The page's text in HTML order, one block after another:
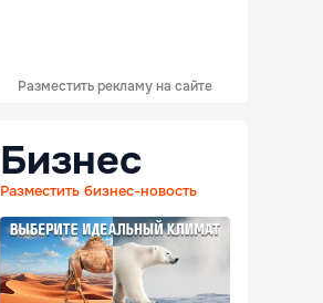
Разместить рекламу на сайте
Бизнес
Разместить бизнес-новость